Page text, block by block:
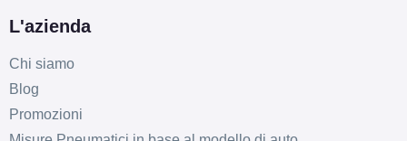
L'azienda
Chi siamo
Blog
Promozioni